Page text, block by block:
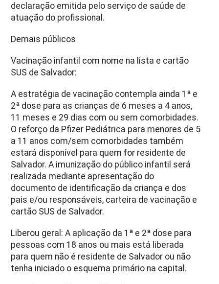
declaração emitida pelo serviço de saúde de
atuação do profissional.
Demais públicos
Vacinação infantil com nome na lista e cartão
SUS de Salvador:
A estratégia de vacinação contempla ainda 1ª e
2ª dose para as crianças de 6 meses a 4 anos,
11 meses e 29 dias com ou sem comorbidades.
O reforço da Pfizer Pediátrica para menores de 5
a 11 anos com/sem comorbidades também
estará disponível para quem for residente de
Salvador. A imunização do público infantil será
realizada mediante apresentação do
documento de identificação da criança e dos
pais e/ou responsáveis, carteira de vacinação e
cartão SUS de Salvador.
Liberou geral: A aplicação da 1ª e 2ª dose para
pessoas com 18 anos ou mais está liberada
para quem não é residente de Salvador ou não
tenha iniciado o esquema primário na capital.